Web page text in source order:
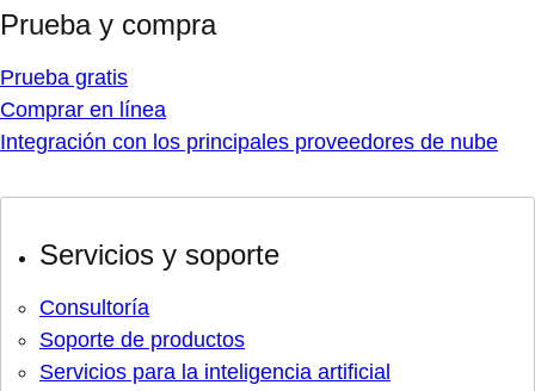
Prueba y compra
Prueba gratis
Comprar en línea
Integración con los principales proveedores de nube
Servicios y soporte
Consultoría
Soporte de productos
Servicios para la inteligencia artificial